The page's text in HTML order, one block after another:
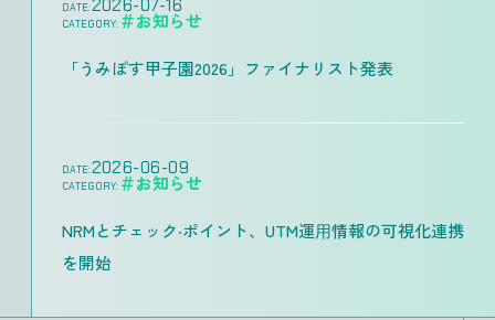
DATE:2026-07-16
CATEGORY: ＃お知らせ
「うみぽす甲子園2026」ファイナリスト発表
DATE:2026-06-09
CATEGORY: ＃お知らせ
NRMとチェック‧ポイント、UTM運⽤情報の可視化連携
を開始